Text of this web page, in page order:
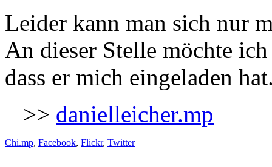
Leider kann man sich nur
An dieser Stelle möchte
dass er mich eingeladen
>> danielleicher.mp
Chi.mp, Facebook, Flickr, Twitter